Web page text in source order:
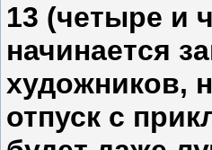
13 (четыре и
начинается
художников,
отпуск с